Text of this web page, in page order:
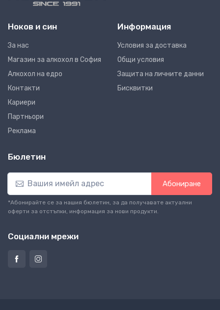
Ноков и син
За нас
Магазин за алкохол в София
Алкохол на едро
Контакти
Кариери
Партньори
Реклама
Информация
Условия за доставка
Общи условия
Защита на личните данни
Бисквитки
Бюлетин
Абониране
*Абонирайте се за нашия бюлетин, за да получавате актуални
оферти за отстъпки, информация за нови продукти.
Социални мрежи